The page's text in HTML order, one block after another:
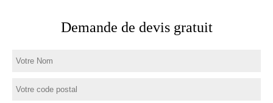
Demande de devis gratuit